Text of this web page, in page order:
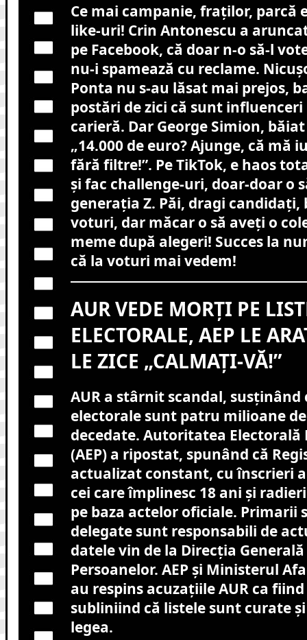
Ce mai campanie, fraților, parcă
like-uri! Crin Antonescu a
pe Facebook, că doar n-o să-l
nu-i spamează cu reclame.
Ponta nu s-au lăsat mai prejos,
postări de zici că sunt
carieră. Dar George Simion,
„14.000 de euro? Ajunge, că mă
fără filtre!”. Pe TikTok, e haos
și fac challenge-uri, doar-doar o
generația Z. Păi, dragi candidați,
voturi, dar măcar o să aveți o
meme după alegeri! Succes la
că la voturi mai vedem!
AUR VEDE MORȚI PE
ELECTORALE, AEP LE
LE ZICE „CALMAȚI-VĂ!”
AUR a stârnit scandal, susținând
electorale sunt patru milioane
decedate. Autoritatea Electorală
(AEP) a ripostat, spunând că
actualizat constant, cu înscrieri
cei care împlinesc 18 ani și
pe baza actelor oficiale. Primarii
delegate sunt responsabili de
datele vin de la Direcția
Persoanelor. AEP și Ministerul
au respins acuzațiile AUR ca
subliniind că listele sunt curate
legea.